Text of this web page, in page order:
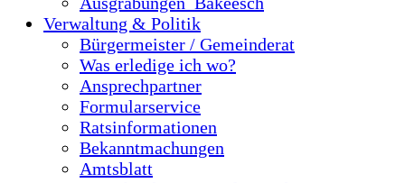
Verwaltung & Politik
Bürgermeister / Gemeinderat
Was erledige ich wo?
Ansprechpartner
Formularservice
Ratsinformationen
Bekanntmachungen
Amtsblatt